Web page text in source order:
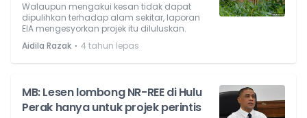
Walaupun mengakui kesan tidak dapat
dipulihkan terhadap alam sekitar, laporan
EIA mengesyorkan projek itu diluluskan.
Aidila Razak ⋅ 4 tahun lepas
MB: Lesen lombong NR-REE di Hulu
Perak hanya untuk projek perintis